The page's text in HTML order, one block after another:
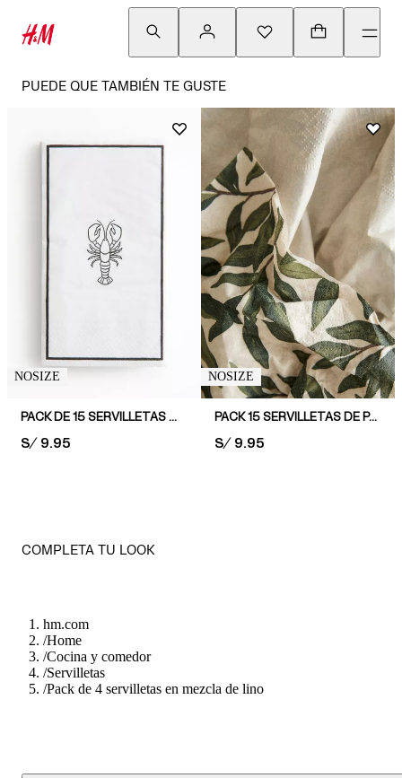
PUEDE QUE TAMBIÉN TE GUSTE
NOSIZE
PACK DE 15 SERVILLETAS DE PAPEL
PRICE:
S/ 9.95
NOSIZE
PACK 15 SERVILLETAS DE PAPEL RECTANGULARES
PRICE:
S/ 9.95
COMPLETA TU LOOK
hm.com
/Home
/Cocina y comedor
/Servilletas
/Pack de 4 servilletas en mezcla de lino